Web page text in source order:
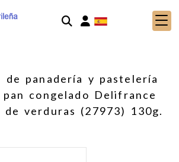
Identifícate
de panadería y pastelería
congelado Delifrance
de verduras (27973) 130g.